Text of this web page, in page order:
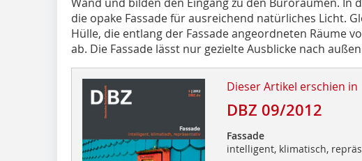
die opake Fassade für ausreichend natürliches Licht.
Hülle, die entlang der Fassade angeordneten Räume
ab. Die Fassade lässt nur gezielte Ausblicke nach
Dieser Artikel erschien in
DBZ 09/2012
Fassade
intelligent, klimatisch,